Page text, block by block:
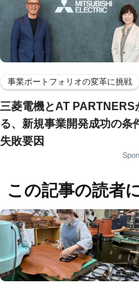
事業ポートフォリオの変革に挑戦
三菱電機とAT PARTNERS
る、新規事業開発成功の条
失敗要因
この記事の読者